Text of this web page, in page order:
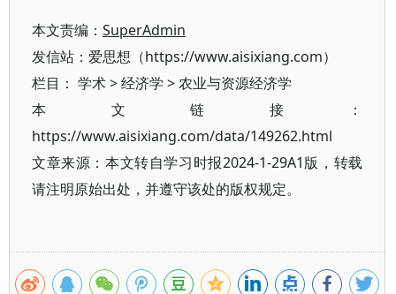
本文责编： SuperAdmin
发信站：爱思想（https://www.aisixiang.com）
栏目： 学术>经济学 >农业与资源经济学
本文链接：
https://www.aisixiang.com/data/149262.html
文章来源：本文转自学习时报2024-1-29A1版，转载
请注明原始出处，并遵守该处的版权规定。